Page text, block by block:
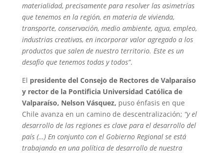
materialidad, precisamente para resolver las asimetrías
que tenemos en la región, en materia de vivienda,
transporte, conservación, medio ambiente, agua, empleo,
industrias creativas, en incorporar valor agregado a los
productos que salen de nuestro territorio. Este es un
desafío que tenemos todas y todos”.
El presidente del Consejo de Rectores de Valparaíso
y rector de la Pontificia Universidad Católica de
Valparaíso, Nelson Vásquez, puso énfasis en que
Chile avanza en un camino de descentralización; “y el
desarrollo de las regiones es clave para el desarrollo del
país (…) En conjunto con el Gobierno Regional se está
trabajando en una política de desarrollo de nuestra